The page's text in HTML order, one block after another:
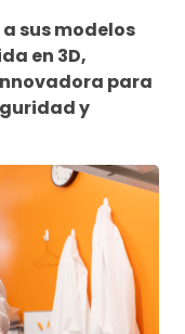
sus modelos
en 3D,
para
y